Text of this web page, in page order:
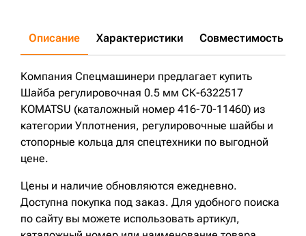
Описание Характеристики Совместимость
Компания Спецмашинери предлагает купить
Шайба регулировочная 0.5 мм СК-6322517
KOMATSU (каталожный номер 416-70-11460) из
категории Уплотнения, регулировочные шайбы и
стопорные кольца для спецтехники по выгодной
цене.
Цены и наличие обновляются ежедневно.
Доступна покупка под заказ. Для удобного поиска
по сайту вы можете использовать артикул,